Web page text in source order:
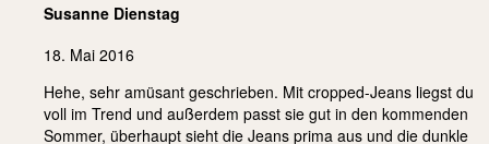
Susanne Dienstag
18. Mai 2016
Hehe, sehr amüsant geschrieben. Mit cropped-Jeans liegst du
voll im Trend und außerdem passt sie gut in den kommenden
Sommer, überhaupt sieht die Jeans prima aus und die dunkle